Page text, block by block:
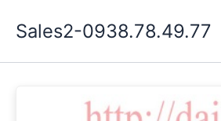
dung
Sales2-0938.78.49.77